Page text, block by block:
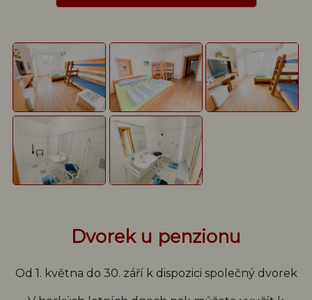
Dvorek u penzionu
Od 1. května do 30. září k dispozici společný dvorek